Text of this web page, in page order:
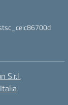
S.r.l.